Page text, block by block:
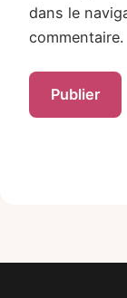
dans le
commentaire.